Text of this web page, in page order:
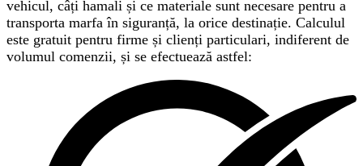
vehicul, câți hamali și ce materiale sunt necesare pentru a
transporta marfa în siguranță, la orice destinație. Calculul
este gratuit pentru firme și clienți particulari, indiferent de
volumul comenzii, și se efectuează astfel: